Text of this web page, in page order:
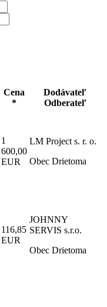
Cena
*
Dodávateľ
Odberateľ
1
600,00
EUR
LM Project s. r. o.
Obec Drietoma
116,85
EUR
JOHNNY
SERVIS s.r.o.
Obec Drietoma